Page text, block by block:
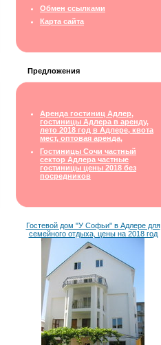
Обмен ссылками
Карта сайта
Предложения
Аренда гостиниц Адлер,
гостиницы Адлера в аренду,
лето 2018 год в Адлере, квота
мест, оптовая аренда,
Гостиницы Сочи частный
сектор Адлера частные
гостиницы цены 2018 без
посредников
Гостевой дом "У Софьи" в Адлере для
семейного отдыха, цены на 2018 год